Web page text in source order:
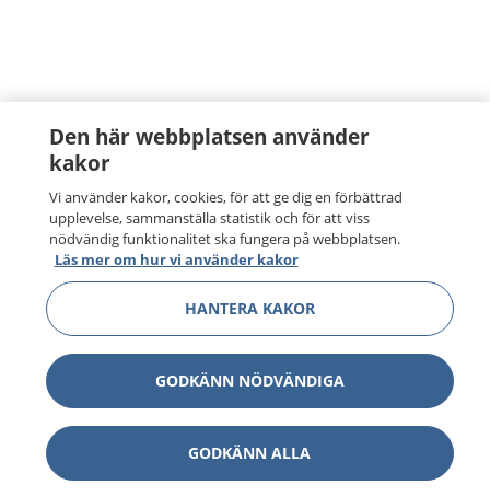
Den här webbplatsen använder
kakor
Vi använder kakor, cookies, för att ge dig en förbättrad
upplevelse, sammanställa statistik och för att viss
nödvändig funktionalitet ska fungera på webbplatsen.
Läs mer om hur vi använder kakor
HANTERA KAKOR
GODKÄNN NÖDVÄNDIGA
GODKÄNN ALLA